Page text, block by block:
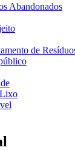
Abandonados
de